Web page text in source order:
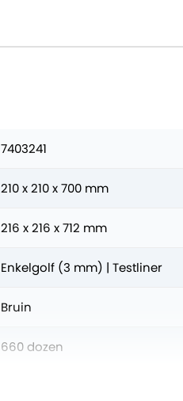
7403241
210 x 210 x 700 mm
216 x 216 x 712 mm
Enkelgolf (3 mm) | Testliner
Bruin
660 dozen